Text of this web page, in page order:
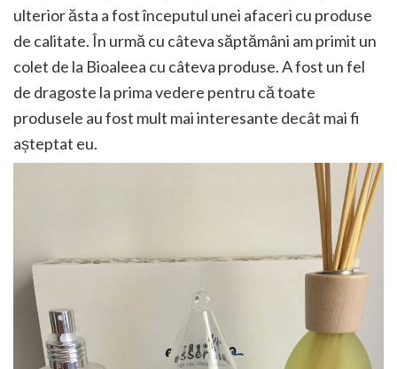
ulterior ăsta a fost începutul unei afaceri cu produse
de calitate. În urmă cu câteva săptămâni am primit un
colet de la Bioaleea cu câteva produse. A fost un fel
de dragoste la prima vedere pentru că toate
produsele au fost mult mai interesante decât mai fi
așteptat eu.